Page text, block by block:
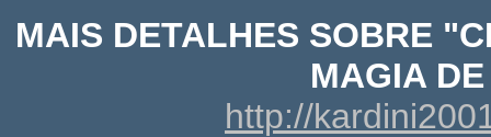
MAIS DETALHES SOBRE
MAGIA
http://